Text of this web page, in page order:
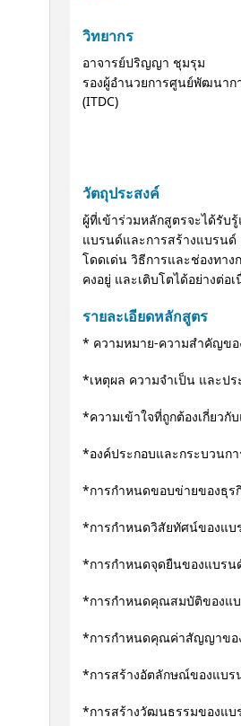
วิทยากร
อาจารย์ปริญญา ชุมรุม
รองผู้อำนวยการศูนย์พัฒนาก
(ITDC)
วัตถุประสงค์
ผู้ที่เข้าร่วมหลักสูตรจะได้รับ
แบรนด์และการสร้างแบรนด์
โดดเด่น วิธีการและช่องทา
คงอยู่ และเติบโตได้อย่างต่อเ
รายละเอียดหลักสูตร
* ความหมาย-ความสำคัญข
*เหตุผล ความจำเป็น และป
*ความเข้าใจที่ถูกต้องเกี่ยว
*องค์ประกอบและกระบวนก
*การกำหนดขอบข่ายของธุร
*การกำหนดวิสัยทัศน์ของแบ
*การกำหนดจุดยืนของแบรน
*การกำหนดคุณสมบัติของแ
*การกำหนดคุณค่าสัญญาขอ
*การสร้างอัตลักษณ์ของแบร
*การสร้างวัฒนธรรมของแบ